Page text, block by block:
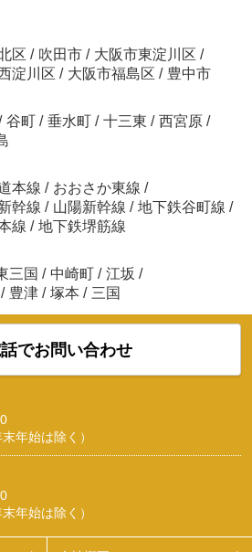
区 / 吹田市 / 大阪市東淀川区 /
淀川区 / 大阪市福島区 / 豊中市
谷町 / 垂水町 / 十三東 / 西宮原 /
本線 / おおさか東線 /
幹線 / 山陽新幹線 / 地下鉄谷町線 /
線 / 地下鉄堺筋線
三国 / 中崎町 / 江坂 /
/ 豊津 / 塚本 / 三国
でお問い合わせ
年始は除く）
年始は除く）